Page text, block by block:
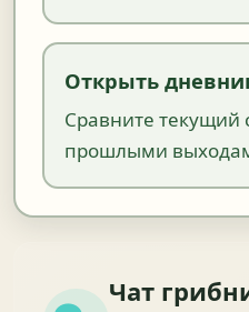
Открыть
Сравните текущий
прошлыми
Чат